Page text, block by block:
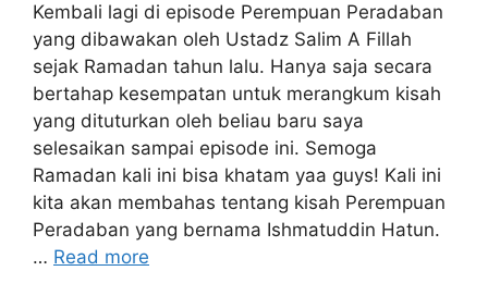
Kembali lagi di episode Perempuan Peradaban
yang dibawakan oleh Ustadz Salim A Fillah
sejak Ramadan tahun lalu. Hanya saja secara
bertahap kesempatan untuk merangkum kisah
yang dituturkan oleh beliau baru saya
selesaikan sampai episode ini. Semoga
Ramadan kali ini bisa khatam yaa guys! Kali ini
kita akan membahas tentang kisah Perempuan
Peradaban yang bernama Ishmatuddin Hatun.
… Read more